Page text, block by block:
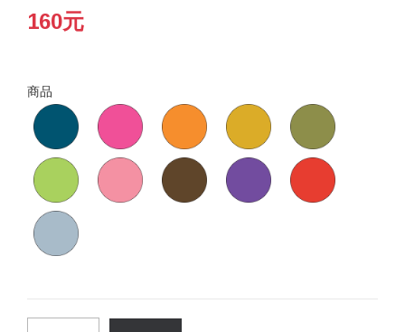
160元
商品